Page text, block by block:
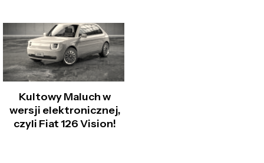
Kultowy Maluch w
wersji elektronicznej,
czyli Fiat 126 Vision!